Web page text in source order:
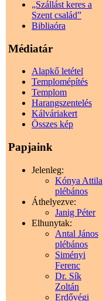
„Szállást keres a
Szent család”
Bibliaóra
Médiatár
Alapkő letétel
Templomépítés
Templom
Harangszentelés
Kálváriakert
Összes kép
Papjaink
Jelenleg:
Kónya Attila
plébános
Áthelyezve:
Janig Péter
Elhunytak:
Antal János
plébános
Siményi
Ferenc
Dr. Sík
Zoltán
Erdővégi